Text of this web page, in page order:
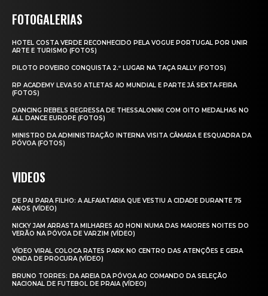
FOTOGALERIAS
HOTEL COSTA VERDE RECONHECIDO PELA VOGUE PORTUGAL POR UNIR
ARTE E TURISMO (FOTOS)
PILOTO POVEIRO CONQUISTA 2.º LUGAR NA TAÇA RALLY (FOTOS)
RP ACADEMY LEVA 50 ATLETAS AO MUNDIAL E PARTE JÁ SEXTA‑FEIRA
(FOTOS)
DANCING REBELS REGRESSA DE THESSALONIKI COM OITO MEDALHAS NO
ALL DANCE EUROPE (FOTOS)
MINISTRO DA ADMINISTRAÇÃO INTERNA VISITA CÂMARA E ESQUADRA DA
PÓVOA (FOTOS)
VIDEOS
DE PAI PARA FILHO: A ALFAIATARIA QUE VESTIU A CIDADE DURANTE 75
ANOS (VÍDEO)
NICKY JAM ARRASTA MILHARES AO HONI NUMA DAS MAIORES NOITES DO
VERÃO NA PÓVOA DE VARZIM (VÍDEO)
VÍDEO VIRAL COLOCA RATES PARK NO CENTRO DAS ATENÇÕES E GERA
ONDA DE PROCURA (VÍDEO)
BRUNO TORRES: DA AREIA DA PÓVOA AO COMANDO DA SELEÇÃO
NACIONAL DE FUTEBOL DE PRAIA (VÍDEO)